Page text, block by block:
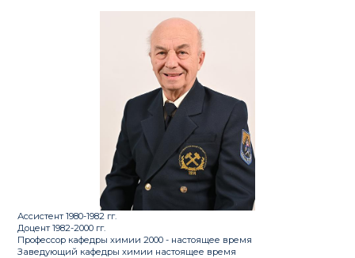
Ассистент 1980-1982 гг.
Доцент 1982-2000 гг.
Профессор кафедры химии 2000 - настоящее время
Заведующий кафедры химии настоящее время